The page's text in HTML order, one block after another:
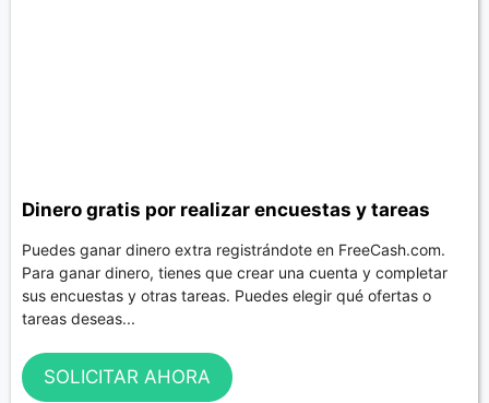
Dinero gratis por realizar encuestas y tareas
Puedes ganar dinero extra registrándote en FreeCash.com.
Para ganar dinero, tienes que crear una cuenta y completar
sus encuestas y otras tareas. Puedes elegir qué ofertas o
tareas deseas...
SOLICITAR AHORA